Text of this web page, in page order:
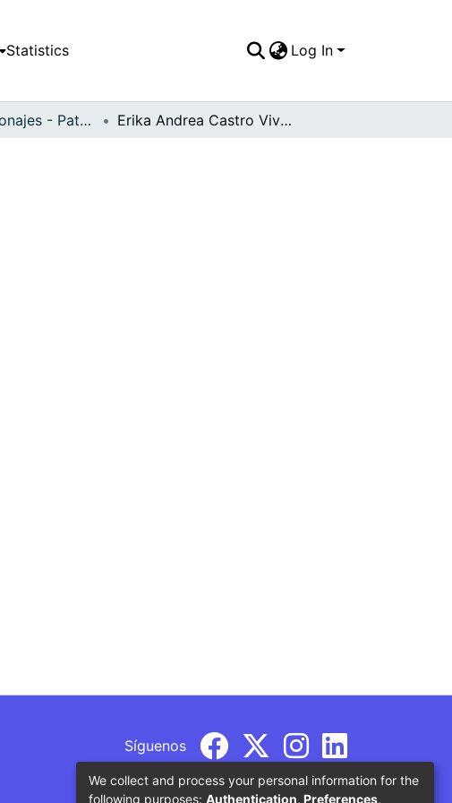
Statistics Log In
FFDO - Personajes - Patrimonial Erika Andrea Castro Vivas, representa al Barrio Cabal Molina en el reinado de la Simpatía
Síguenos
We collect and process your personal information for the
following purposes: Authentication, Preferences,